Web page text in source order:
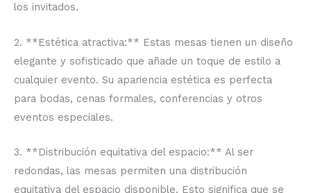
los invitados.
2. **Estética atractiva:** Estas mesas tienen un diseño
elegante y sofisticado que añade un toque de estilo a
cualquier evento. Su apariencia estética es perfecta
para bodas, cenas formales, conferencias y otros
eventos especiales.
3. **Distribución equitativa del espacio:** Al ser
redondas, las mesas permiten una distribución
equitativa del espacio disponible. Esto significa que se